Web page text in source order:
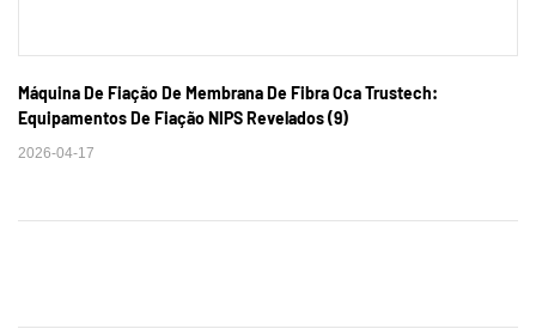
Máquina De Fiação De Membrana De Fibra Oca Trustech:
Equipamentos De Fiação NIPS Revelados (9)
2026-04-17